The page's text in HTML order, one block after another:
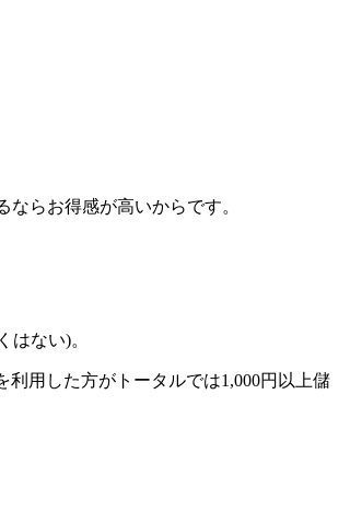
ならお得感が高いからです。
はない)。
用した方がトータルでは1,000円以上儲